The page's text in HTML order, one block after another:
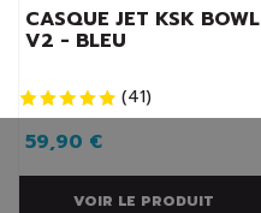
CASQUE JET KSK BOWL
V2 - BLEU
(41)
59,90 €
VOIR LE PRODUIT